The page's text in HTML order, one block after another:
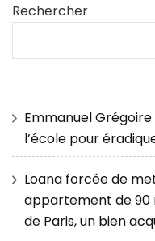
Rechercher
Emmanuel
l’école pour
Loana forcée de
appartement de 90
de Paris, un bien